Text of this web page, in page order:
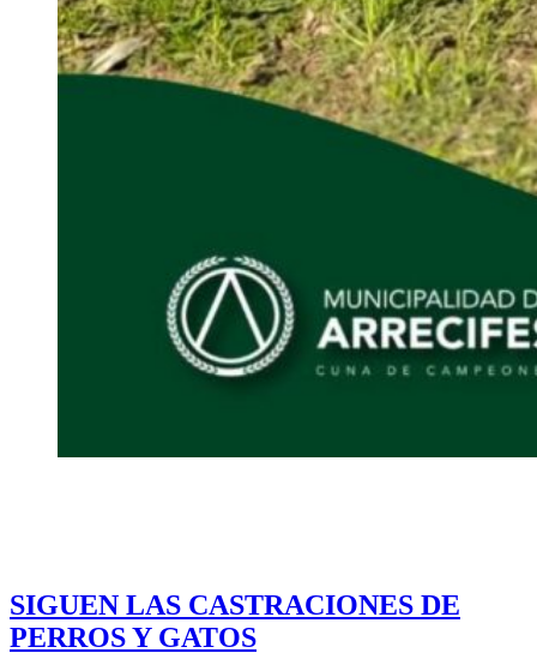
SIGUEN LAS CASTRACIONES DE
PERROS Y GATOS